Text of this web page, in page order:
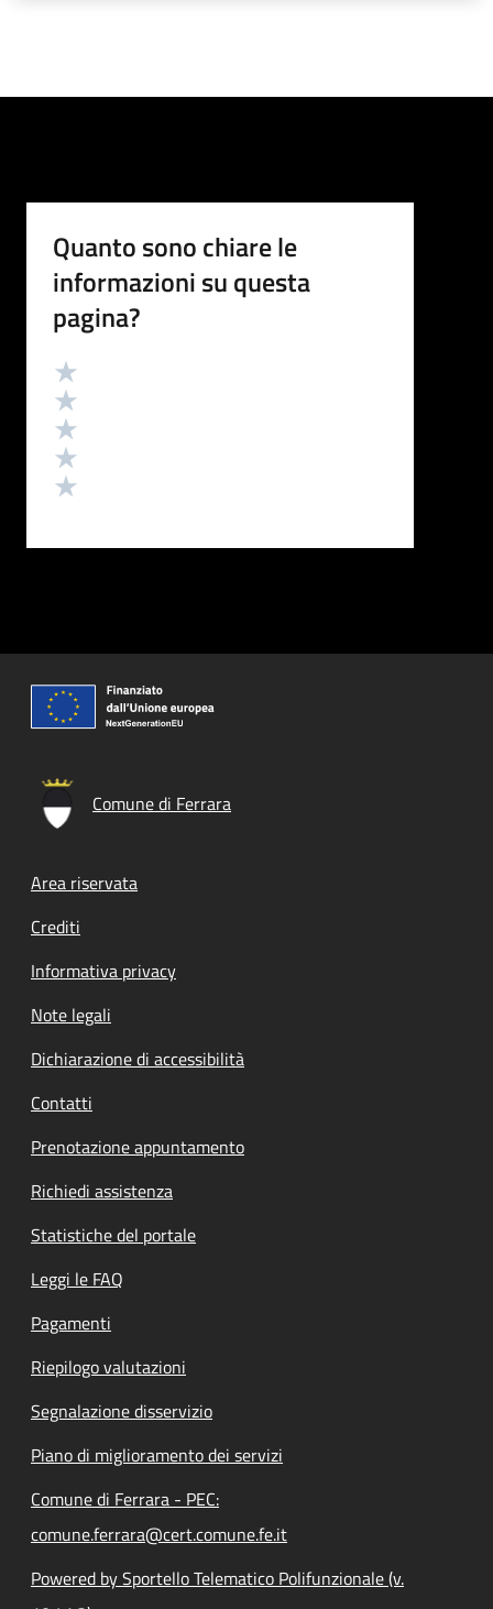
Quanto sono chiare le
informazioni su questa
pagina?
Valutazione
Comune di Ferrara
Footer menu
Area riservata
Crediti
Informativa privacy
Note legali
Dichiarazione di accessibilità
Contatti
Prenotazione appuntamento
Richiedi assistenza
Statistiche del portale
Leggi le FAQ
Pagamenti
Riepilogo valutazioni
Segnalazione disservizio
Piano di miglioramento dei servizi
Comune di Ferrara - PEC:
comune.ferrara@cert.comune.fe.it
Powered by Sportello Telematico Polifunzionale (v.